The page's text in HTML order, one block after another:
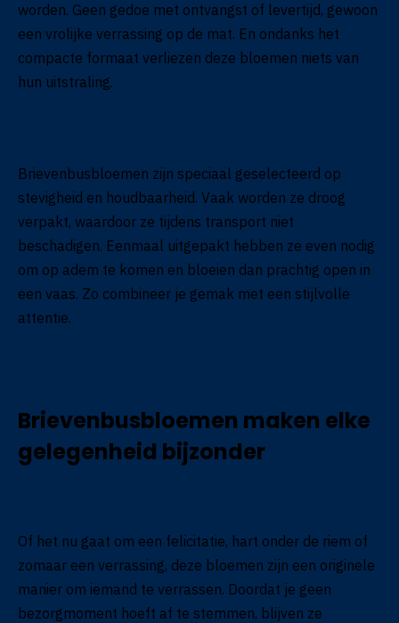
worden. Geen gedoe met ontvangst of levertijd, gewoon
een vrolijke verrassing op de mat. En ondanks het
compacte formaat verliezen deze bloemen niets van
hun uitstraling.
Brievenbusbloemen zijn speciaal geselecteerd op
stevigheid en houdbaarheid. Vaak worden ze droog
verpakt, waardoor ze tijdens transport niet
beschadigen. Eenmaal uitgepakt hebben ze even nodig
om op adem te komen en bloeien dan prachtig open in
een vaas. Zo combineer je gemak met een stijlvolle
attentie.
Brievenbusbloemen maken elke
gelegenheid bijzonder
Of het nu gaat om een felicitatie, hart onder de riem of
zomaar een verrassing, deze bloemen zijn een originele
manier om iemand te verrassen. Doordat je geen
bezorgmoment hoeft af te stemmen, blijven ze